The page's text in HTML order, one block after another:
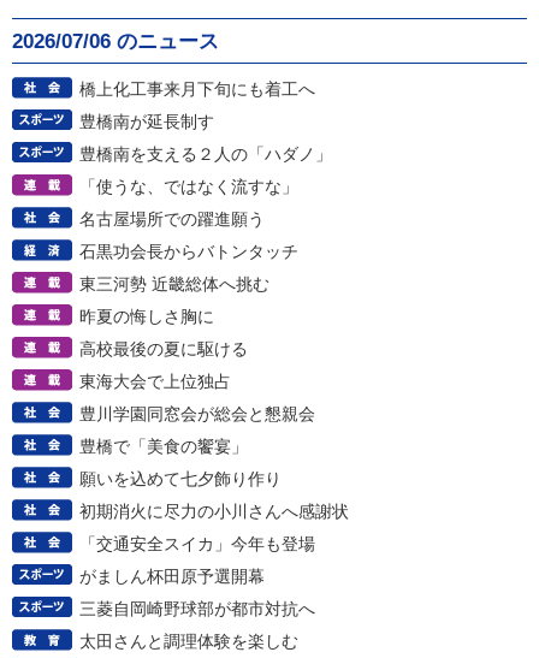
2026/07/06 のニュース
橋上化工事来月下旬にも着工へ
豊橋南が延長制す
豊橋南を支える２人の「ハダノ」
「使うな、ではなく流すな」
名古屋場所での躍進願う
石黒功会長からバトンタッチ
東三河勢 近畿総体へ挑む
昨夏の悔しさ胸に
高校最後の夏に駆ける
東海大会で上位独占
豊川学園同窓会が総会と懇親会
豊橋で「美食の饗宴」
願いを込めて七夕飾り作り
初期消火に尽力の小川さんへ感謝状
「交通安全スイカ」今年も登場
がましん杯田原予選開幕
三菱自岡崎野球部が都市対抗へ
太田さんと調理体験を楽しむ